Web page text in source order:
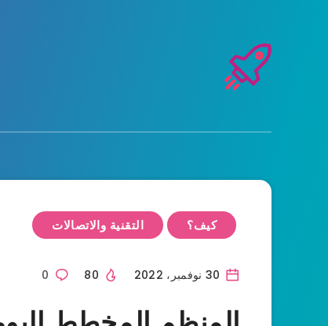
كيف؟ التقنية والاتصالات
0